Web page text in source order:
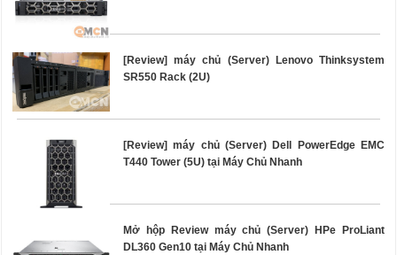
[Review] máy chủ (Server) Lenovo Thinksystem
SR550 Rack (2U)
[Review] máy chủ (Server) Dell PowerEdge EMC
T440 Tower (5U) tại Máy Chủ Nhanh
Mở hộp Review máy chủ (Server) HPe ProLiant
DL360 Gen10 tại Máy Chủ Nhanh